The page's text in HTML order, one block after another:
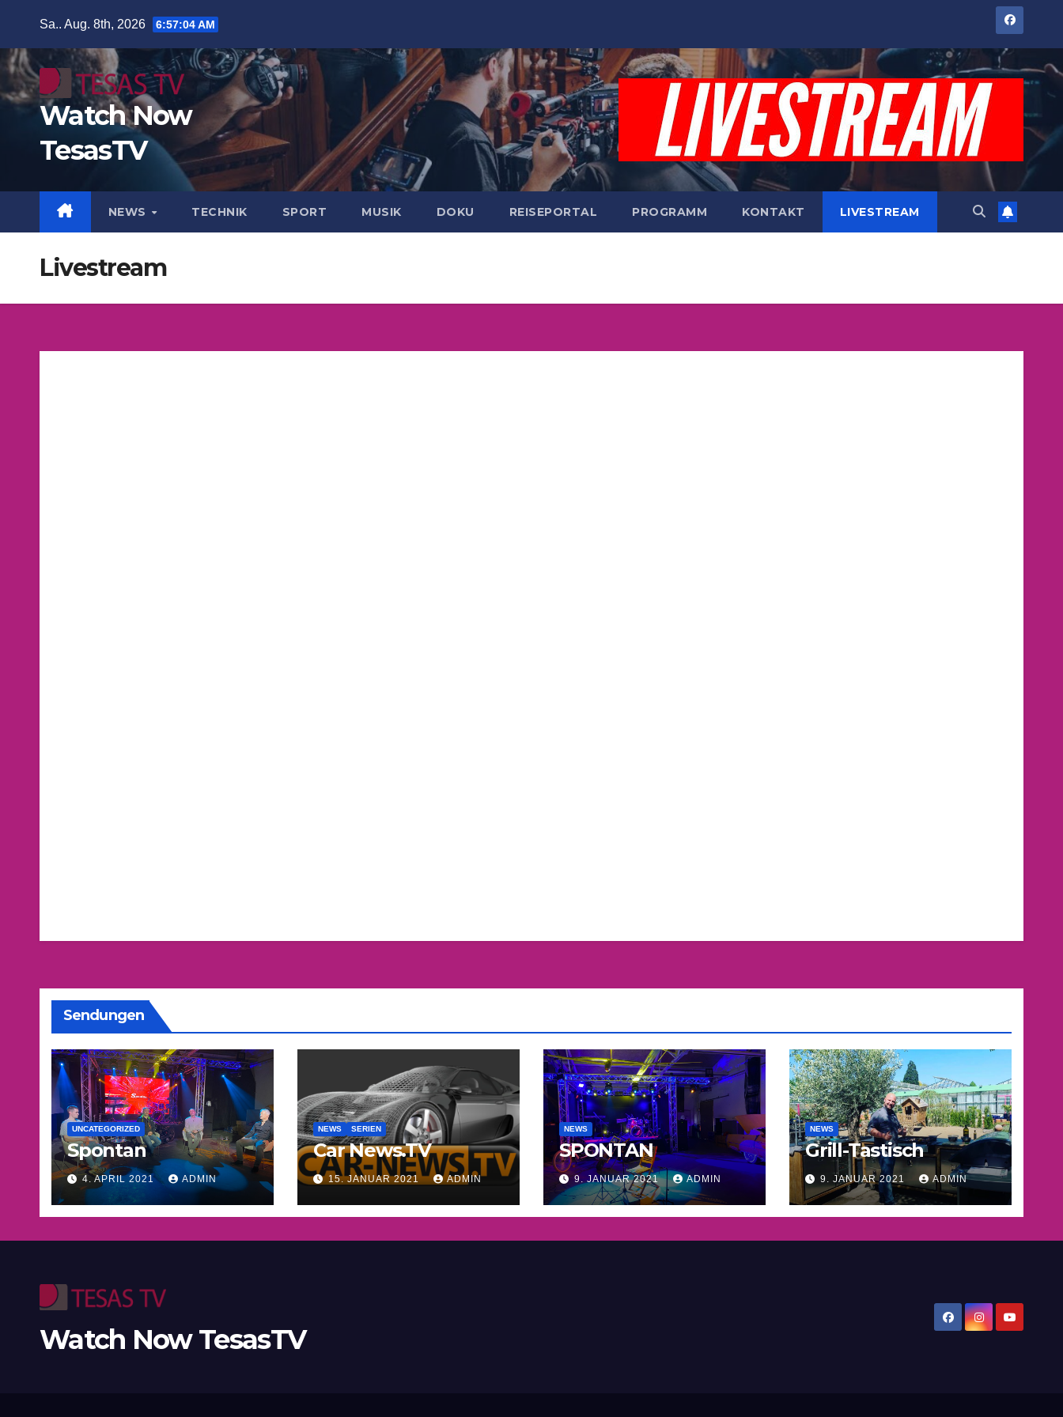
springen
Sa.. Aug. 8th, 2026 6:57:04 AM
Watch Now
TesasTV
NEWS TECHNIK SPORT MUSIK DOKU REISEPORTAL PROGRAMM KONTAKT LIVESTREAM
Livestream
Sendungen
UNCATEGORIZED
Spontan
4. APRIL 2021 ADMIN
NEWS SERIEN
Car News.TV
15. JANUAR 2021 ADMIN
NEWS
SPONTAN
9. JANUAR 2021 ADMIN
NEWS
Grill-Tastisch
9. JANUAR 2021 ADMIN
Watch Now TesasTV